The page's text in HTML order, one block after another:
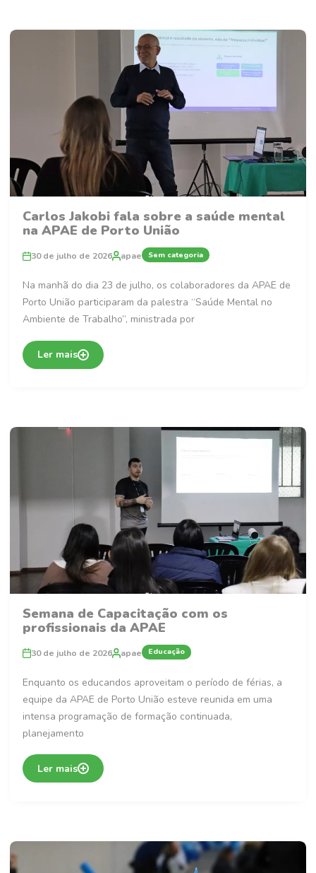
Carlos Jakobi fala sobre a saúde mental
na APAE de Porto União
30 de julho de 2026 apae Sem categoria
Na manhã do dia 23 de julho, os colaboradores da APAE de
Porto União participaram da palestra “Saúde Mental no
Ambiente de Trabalho”, ministrada por
Ler mais
Semana de Capacitação com os
profissionais da APAE
30 de julho de 2026 apae Educação
Enquanto os educandos aproveitam o período de férias, a
equipe da APAE de Porto União esteve reunida em uma
intensa programação de formação continuada,
planejamento
Ler mais